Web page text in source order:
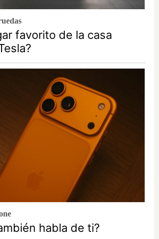
favorito de la casa
habla de ti?